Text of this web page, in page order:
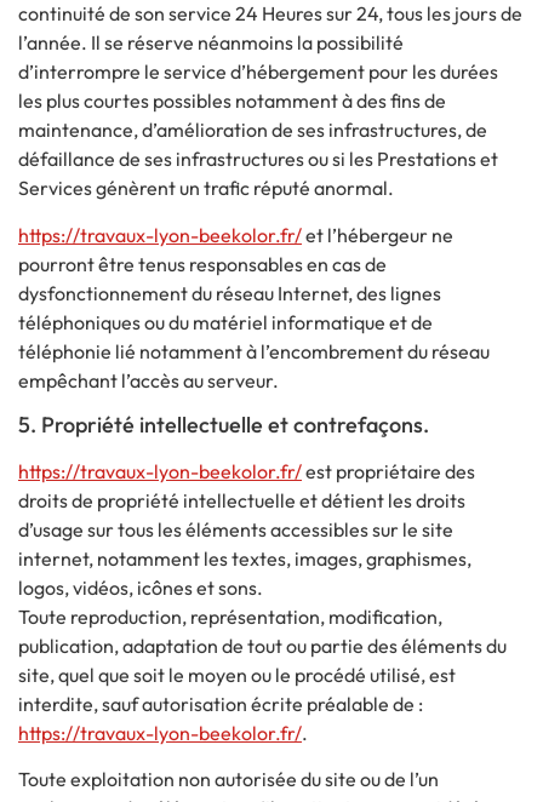
continuité de son service 24 Heures sur 24, tous les jours de
l’année. Il se réserve néanmoins la possibilité
d’interrompre le service d’hébergement pour les durées
les plus courtes possibles notamment à des fins de
maintenance, d’amélioration de ses infrastructures, de
défaillance de ses infrastructures ou si les Prestations et
Services génèrent un trafic réputé anormal.
https://travaux-lyon-beekolor.fr/et l’hébergeur ne
pourront être tenus responsables en cas de
dysfonctionnement du réseau Internet, des lignes
téléphoniques ou du matériel informatique et de
téléphonie lié notamment à l’encombrement du réseau
empêchant l’accès au serveur.
5. Propriété intellectuelle et contrefaçons.
https://travaux-lyon-beekolor.fr/est propriétaire des
droits de propriété intellectuelle et détient les droits
d’usage sur tous les éléments accessibles sur le site
internet, notamment les textes, images, graphismes,
logos, vidéos, icônes et sons.
Toute reproduction, représentation, modification,
publication, adaptation de tout ou partie des éléments du
site, quel que soit le moyen ou le procédé utilisé, est
interdite, sauf autorisation écrite préalable de :
https://travaux-lyon-beekolor.fr/.
Toute exploitation non autorisée du site ou de l’un